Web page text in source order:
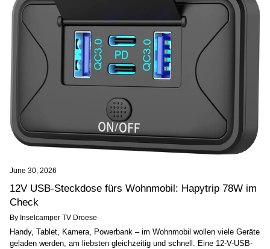
June 30, 2026
12V USB-Steckdose fürs Wohnmobil: Hapytrip 78W im
Check
By Inselcamper TV Droese
Handy, Tablet, Kamera, Powerbank – im Wohnmobil wollen viele Geräte
geladen werden, am liebsten gleichzeitig und schnell. Eine 12-V-USB-